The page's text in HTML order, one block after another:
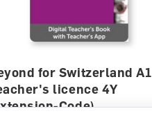
for Switzerland A1
licence 4Y
Code)